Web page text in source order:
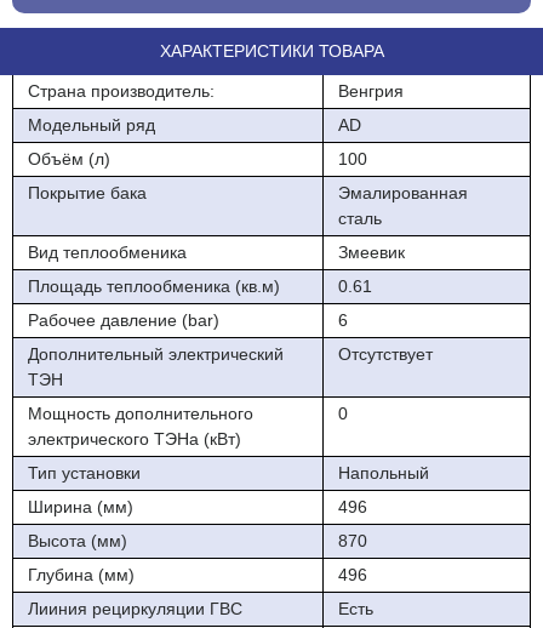
хранится в нем до использования потребителем на текущие
Особенности
" Мощный теплообменник
" Специальное стеклокерамическое покрытие бака
пенополиуретана
" Энергосберегающий
" Активная анодная защита от коррозии
" Патрубок для рециркуляции
" Комбинированный сбросной и обратный клапан - в комплекте
" Установка ТЭН не предусмотрена
Бойлеры косвенного нагрева Hajdu, принадлежащие серии ID S
совместим с любыми отопительными котлами достаточно
сделать соответствующее подсоединение теплообменника. В
качестве управляющего элемента выступает автоматика котла,
или датчик связанный с котлом, насос, или трехходовой клапан.
Наличие термостата не предусмотрено. В качестве элемента
ХАРАКТЕРИСТИКИ ТОВАРА
Страна производитель:
Венгрия
Модельный ряд
AD
Объём (л)
100
Покрытие бака
Эмалированная
сталь
Вид теплообменика
Змеевик
Площадь теплообменика (кв.м)
0.61
Рабочее давление (bar)
6
Дополнительный электрический
ТЭН
Отсутствует
Мощность дополнительного
электрического ТЭНа (кВт)
0
Тип установки
Напольный
Ширина (мм)
496
Высота (мм)
870
Глубина (мм)
496
Лииния рециркуляции ГВС
Есть